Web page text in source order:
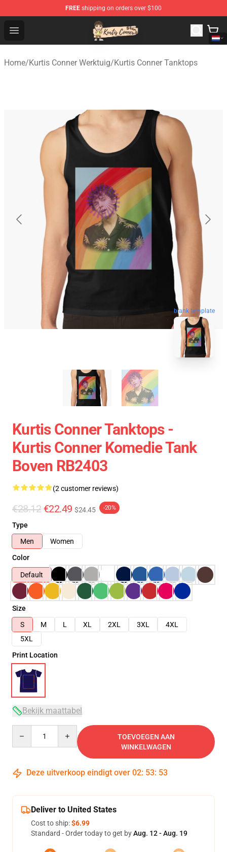
FREE shipping on orders over $100
Open menu
Kurtis Conner Store - Official Kurtis Conner Merchandise
Home/Kurtis Conner Werktuig/Kurtis Conner Tanktops
blank template
Kurtis Conner Tanktops -
Kurtis Conner Komedie Tank
Boven RB2403
(2 customer reviews)
€28.12 €22.49 $24.45 -20%
Type
Men
Women
Color
Default
Size
S
M L XL 2XL 3XL
4XL
5XL
Print Location
Bekijk maattabel
TOEVOEGEN AAN
WINKELWAGEN
Deze uitverkoop eindigt over 02: 53: 53
Deliver to United States
Cost to ship:$6.99
Standard - Order today to get byAug. 12 - Aug. 19